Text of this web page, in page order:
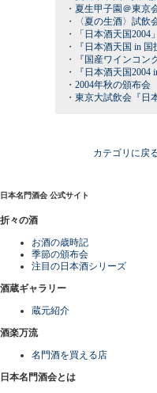
・ 夏生甲子園＠東京
・
〈夏の生酒〉試
・
「日本酒天国
・
『日本酒天国 in
・
『国産ワインコン
・
『日本酒天国2004
・ 2004年秋の頒布
・ 東京大試飲会『日
カテゴリに戻
日本名門酒会 公式サイト
折々の酒
お酒の歳時記
季節の頒布会
注目の日本酒シリーズ
酒蔵ギャラリー
蔵元紹介
酒楽万流
名門酒を買える店
日本名門酒会とは